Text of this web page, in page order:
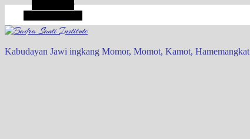
Kabudayan Jawi ingkang Momor, Momot, Kamot, Hamemangkat